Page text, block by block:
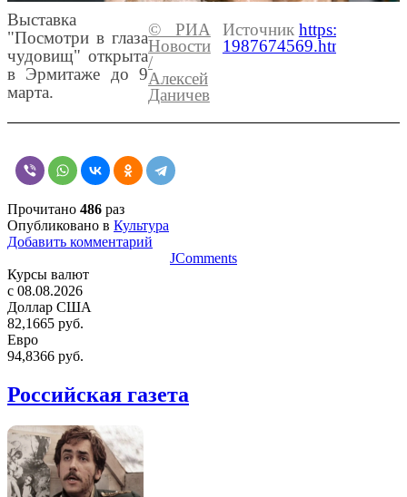
Выставка
"Посмотри в глаза
чудовищ" открыта
в Эрмитаже до 9
марта.
© РИА
Новости
/
Алексей
Даничев
Источник https://ria.ru/
1987674569.html
Прочитано 486 раз
Опубликовано в Культура
Добавить комментарий
JComments
Курсы валют
c 08.08.2026
Доллар США
82,1665 руб.
Евро
94,8366 руб.
Российская газета